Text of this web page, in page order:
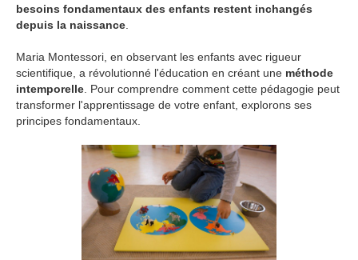
besoins fondamentaux des enfants restent inchangés
depuis la naissance
Maria Montessori, en observant les enfants avec rigueur
scientifique, a révolutionné l'éducation en créant une méthode
intemporelle . Pour comprendre comment cette pédagogie peut
transformer l'apprentissage de votre enfant, explorons ses
principes fondamentaux.